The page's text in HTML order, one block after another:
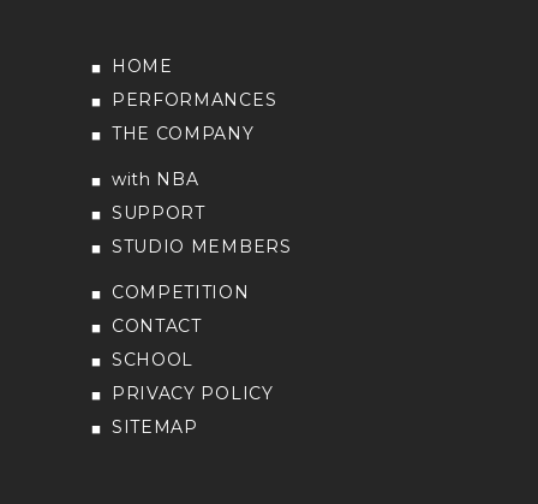
HOME
PERFORMANCES
THE COMPANY
with NBA
SUPPORT
STUDIO MEMBERS
COMPETITION
CONTACT
SCHOOL
PRIVACY POLICY
SITEMAP